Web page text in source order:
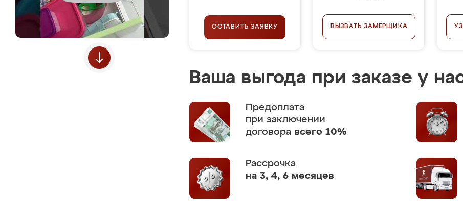
ОСТАВИТЬ ЗАЯВКУ ВЫЗВАТЬ ЗАМЕРЩИКА
Ваша выгода при заказе у
Предоплата
при заключении
договора всего 10%
Рассрочка
на 3, 4, 6 месяцев